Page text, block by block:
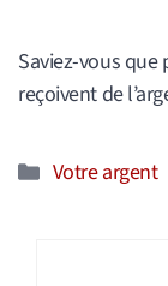
Saviez-vous que
reçoivent de
Catégories
Votre argent